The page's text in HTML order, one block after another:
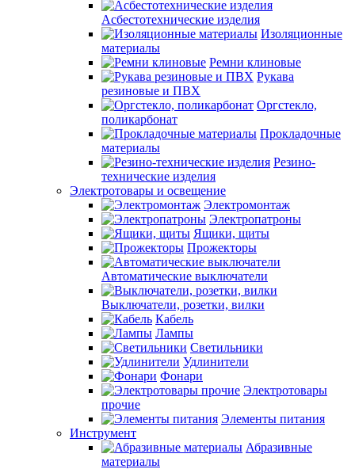
Асбестотехнические изделия
Изоляционные
материалы
Ремни клиновые
Рукава
резиновые и ПВХ
Оргстекло,
поликарбонат
Прокладочные
материалы
Резино-
технические изделия
Электротовары и освещение
Электромонтаж
Электропатроны
Ящики, щиты
Прожекторы
Автоматические выключатели
Выключатели, розетки, вилки
Кабель
Лампы
Светильники
Удлинители
Фонари
Электротовары
прочие
Элементы питания
Инструмент
Абразивные
материалы